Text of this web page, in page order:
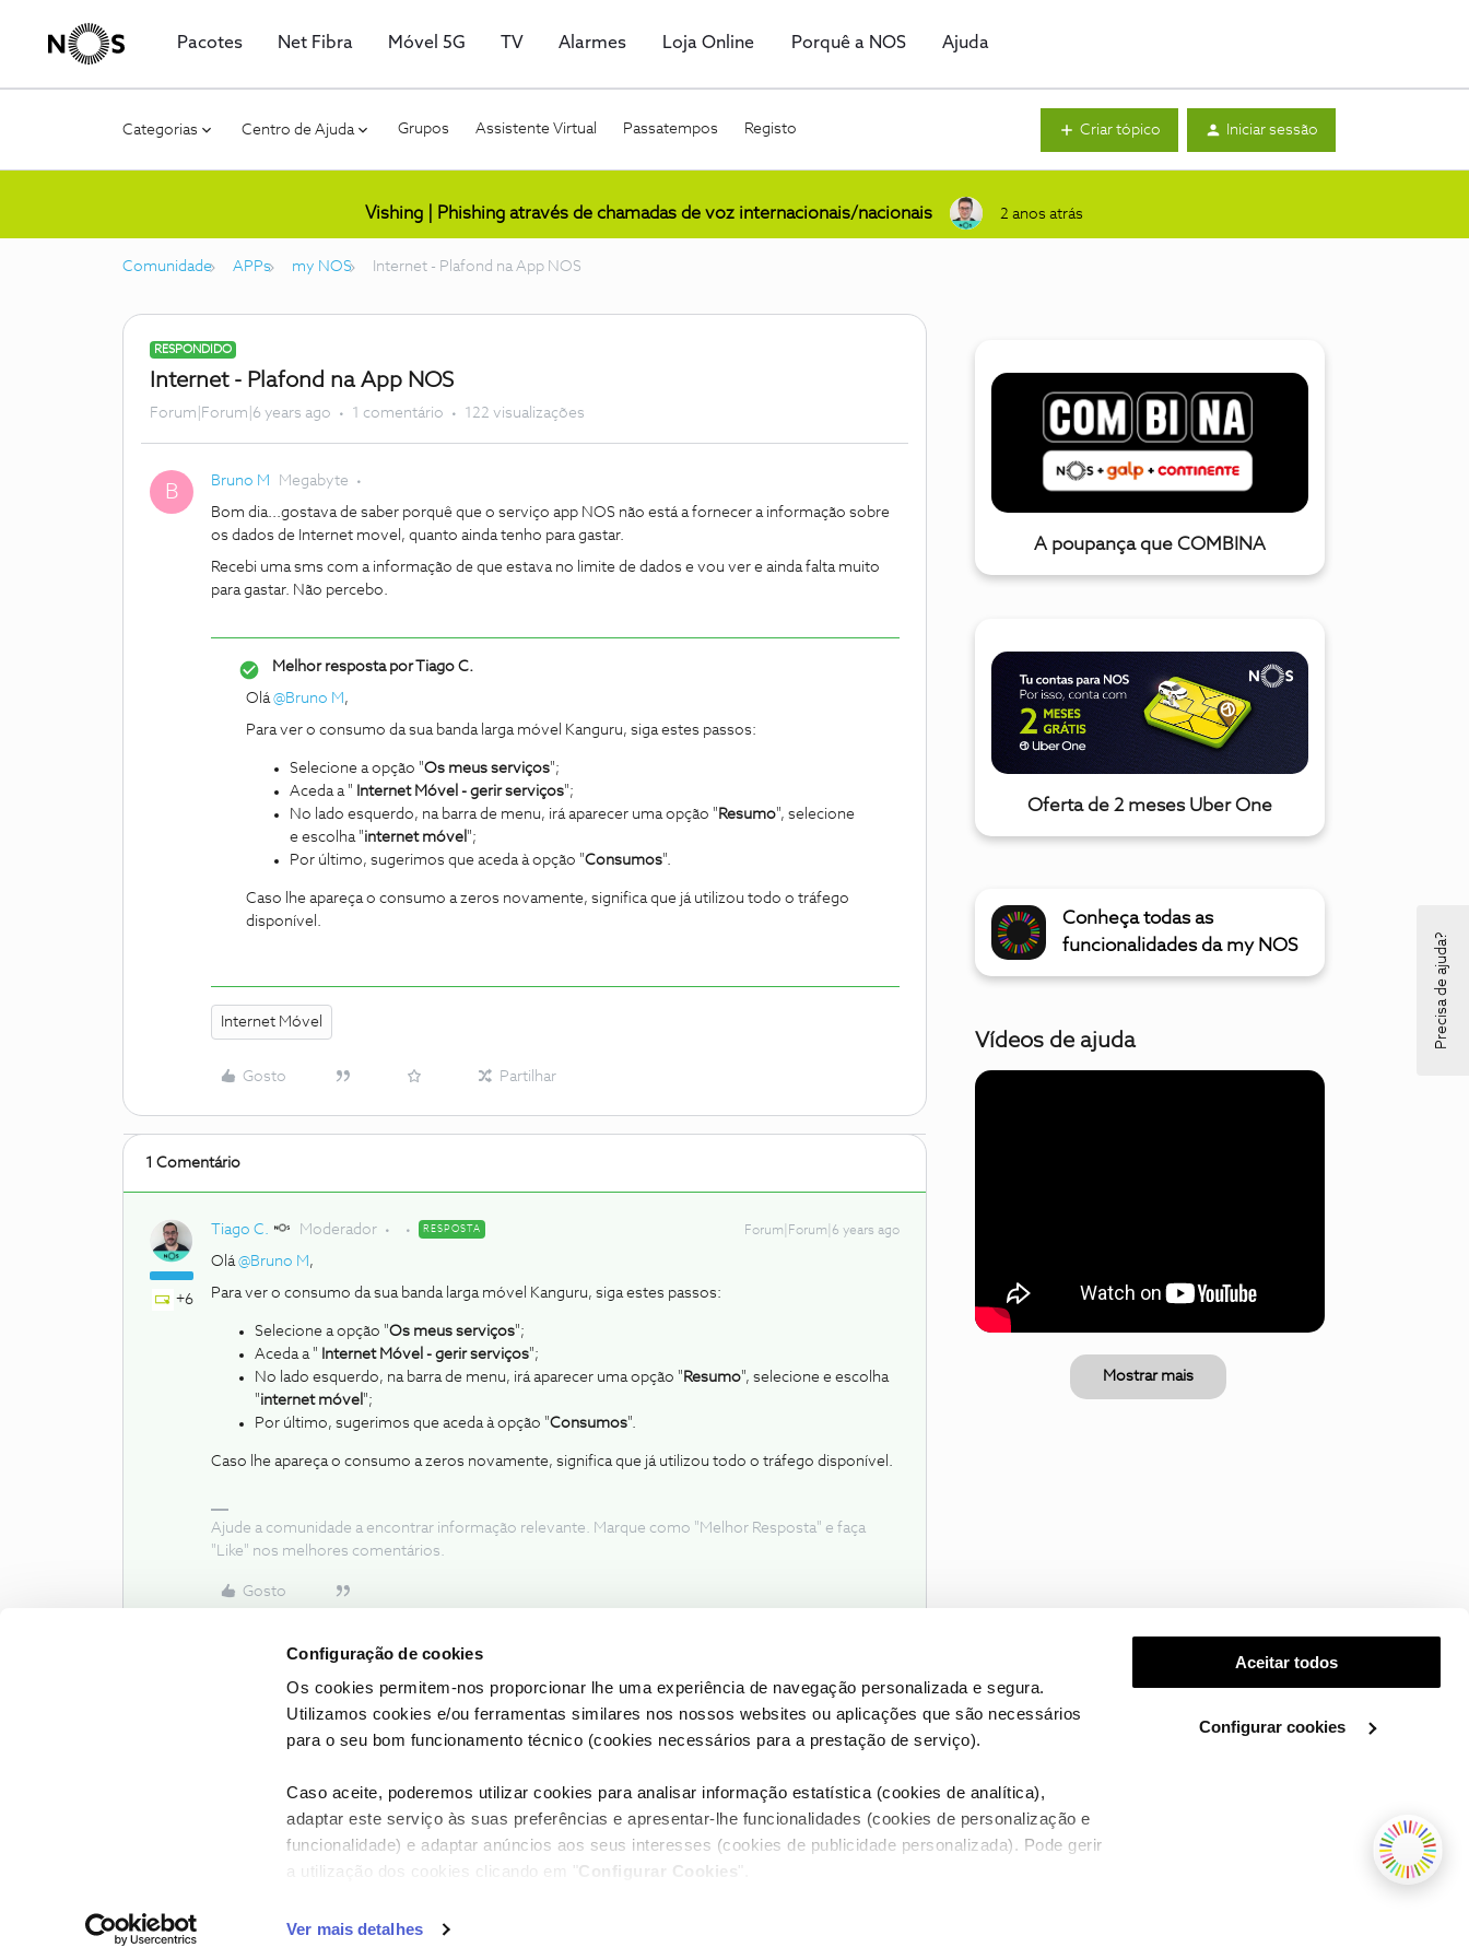
Configuração de cookies
Os cookies permitem-nos proporcionar lhe uma experiência de navegação personalizada e segura.
Utilizamos cookies e/ou ferramentas similares nos nossos websites ou aplicações que são necessários
para o seu bom funcionamento técnico (cookies necessários para a prestação de serviço).
Caso aceite, poderemos utilizar cookies para analisar informação estatística (cookies de analítica),
adaptar este serviço às suas preferências e apresentar-lhe funcionalidades (cookies de personalização e
funcionalidade) e adaptar anúncios aos seus interesses (cookies de publicidade personalizada). Pode gerir
a utilização dos cookies clicando em " Configurar Cookies ".
Ver mais detalhes
Aceitar todos
Configurar cookies
Pacotes Net Fibra Móvel 5G TV Alarmes Loja Online Porquê a NOS Ajuda
Categorias Centro de Ajuda Grupos Assistente Virtual Passatempos Registo Criar tópico Iniciar sessão
Vishing | Phishing através de chamadas de voz internacionais/nacionais 2 anos atrás
Comunidade APPs my NOS Internet - Plafond na App NOS
RESPONDIDO
Internet - Plafond na App NOS
Forum|Forum|6 years ago 1 comentário 122 visualizações
B Bruno M Megabyte
Bom dia...gostava de saber porquê que o serviço app NOS não está a fornecer a informação sobre
os dados de Internet movel, quanto ainda tenho para gastar.
Recebi uma sms com a informação de que estava no limite de dados e vou ver e ainda falta muito
para gastar. Não percebo.
Melhor resposta porTiago C.
Olá@Bruno M ,
Para ver o consumo da sua banda larga móvel Kanguru, siga estes passos:
Selecione a opção "Os meus serviços";
Aceda a " Internet Móvel - gerir serviços";
No lado esquerdo, na barra de menu, irá aparecer uma opção " Resumo", selecione
e escolha "internet móvel ";
Por último, sugerimos que aceda à opção "Consumos".
Caso lhe apareça o consumo a zeros novamente, significa que já utilizou todo o tráfego
disponível.
Internet Móvel
Gosto Partilhar
1 Comentário
+6
Tiago C. Moderador RESPOSTA Forum|Forum|6 years ago
Olá@Bruno M ,
Para ver o consumo da sua banda larga móvel Kanguru, siga estes passos:
Selecione a opção "Os meus serviços";
Aceda a " Internet Móvel - gerir serviços";
No lado esquerdo, na barra de menu, irá aparecer uma opção " Resumo", selecione e escolha
"internet móvel ";
Por último, sugerimos que aceda à opção "Consumos".
Caso lhe apareça o consumo a zeros novamente, significa que já utilizou todo o tráfego disponível.
Ajude a comunidade a encontrar informação relevante. Marque como "Melhor Resposta" e faça
"Like" nos melhores comentários.
Gosto
A poupança que COMBINA
Oferta de 2 meses Uber One
Conheça todas as
funcionalidades da my NOS
Vídeos de ajuda
Mostrar mais
Condições do Fórum NOS Accessibility statement
Precisa de ajuda?